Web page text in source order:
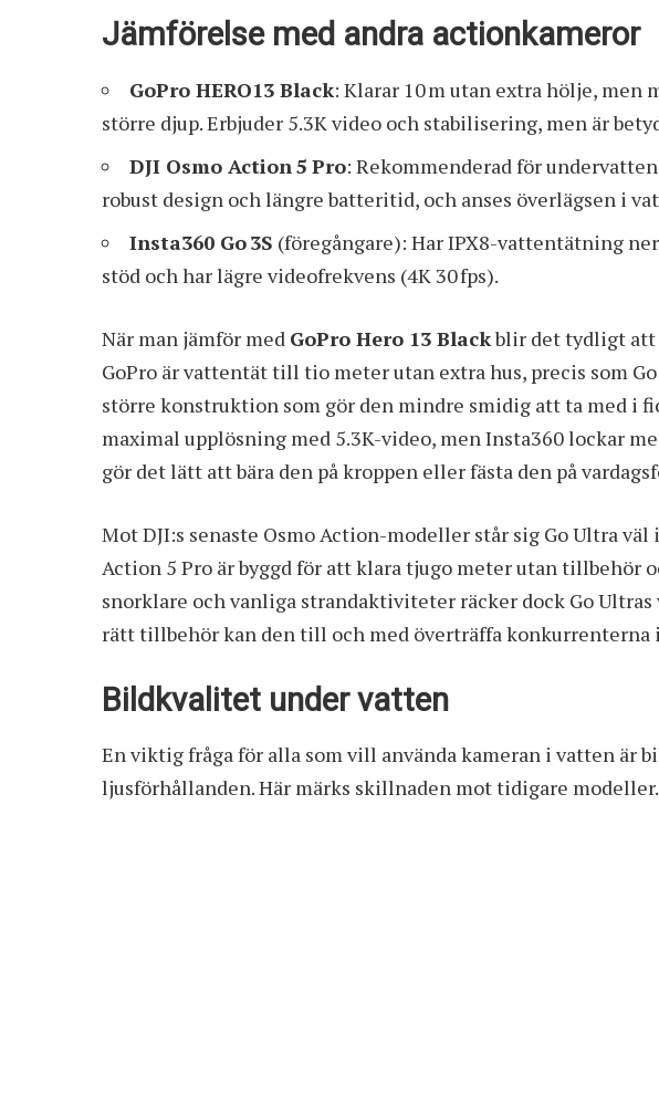
Jämförelse med andra actionkameror
GoPro HERO13 Black: Klarar 10 m utan extra hölje, men
större djup. Erbjuder 5.3K video och stabilisering, men är
DJI Osmo Action 5 Pro: Rekommenderad för
robust design och längre batteritid, och anses överlägsen i
Insta360 Go 3S (föregångare): Har IPX8-vattentätning
stöd och har lägre videofrekvens (4K 30 fps).
När man jämför med GoPro Hero 13 Blackblir det tydligt att
GoPro är vattentät till tio meter utan extra hus, precis som
större konstruktion som gör den mindre smidig att ta med i
maximal upplösning med 5.3K-video, men Insta360 lockar
gör det lätt att bära den på kroppen eller fästa den på
Mot DJI:s senaste Osmo Action-modeller står sig Go Ultra
Action 5 Pro är byggd för att klara tjugo meter utan tillbehör
snorklare och vanliga strandaktiviteter räcker dock Go
rätt tillbehör kan den till och med överträffa konkurrenterna
Bildkvalitet under vatten
En viktig fråga för alla som vill använda kameran i vatten är
ljusförhållanden. Här märks skillnaden mot tidigare modeller.